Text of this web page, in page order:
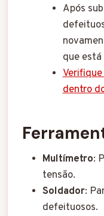
Após
que
dentro
Multímetro:
tensão.
Soldador:
defeituosos.